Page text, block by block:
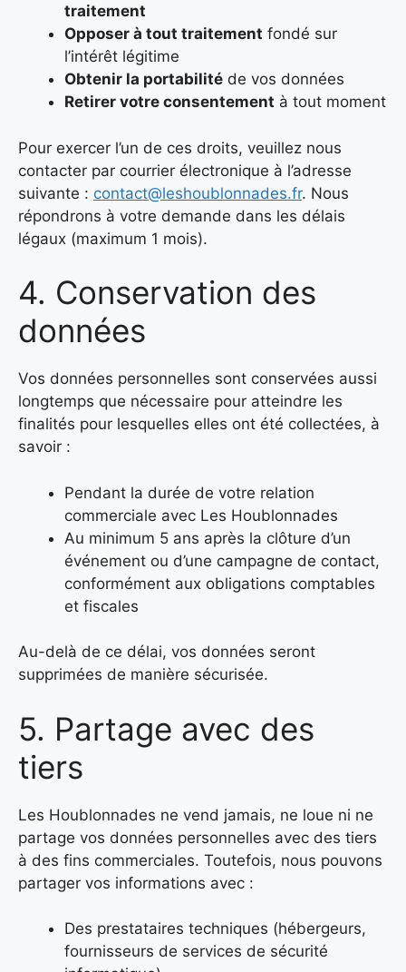
traitement
Opposer à tout traitement fondé sur
l’intérêt légitime
Obtenir la portabilité de vos données
Retirer votre consentement à tout moment
Pour exercer l’un de ces droits, veuillez nous
contacter par courrier électronique à l’adresse
suivante : contact@leshoublonnades.fr. Nous
répondrons à votre demande dans les délais
légaux (maximum 1 mois).
4. Conservation des
données
Vos données personnelles sont conservées aussi
longtemps que nécessaire pour atteindre les
finalités pour lesquelles elles ont été collectées, à
savoir :
Pendant la durée de votre relation
commerciale avec Les Houblonnades
Au minimum 5 ans après la clôture d’un
événement ou d’une campagne de contact,
conformément aux obligations comptables
et fiscales
Au-delà de ce délai, vos données seront
supprimées de manière sécurisée.
5. Partage avec des
tiers
Les Houblonnades ne vend jamais, ne loue ni ne
partage vos données personnelles avec des tiers
à des fins commerciales. Toutefois, nous pouvons
partager vos informations avec :
Des prestataires techniques (hébergeurs,
fournisseurs de services de sécurité